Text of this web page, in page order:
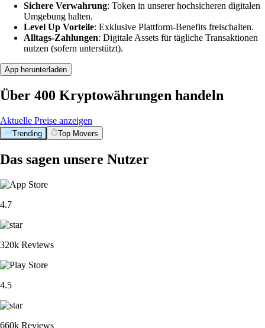
Sichere Verwahrung: Token in unserer hochsicheren digitalen
Umgebung halten.
Level Up Vorteile: Exklusive Plattform-Benefits freischalten.
Alltags-Zahlungen: Digitale Assets für tägliche Transaktionen
nutzen (sofern unterstützt).
App herunterladen
Über 400 Kryptowährungen handeln
Aktuelle Preise anzeigen
Trending Top Movers
Das sagen unsere Nutzer
4.7
320k Reviews
4.5
660k Reviews